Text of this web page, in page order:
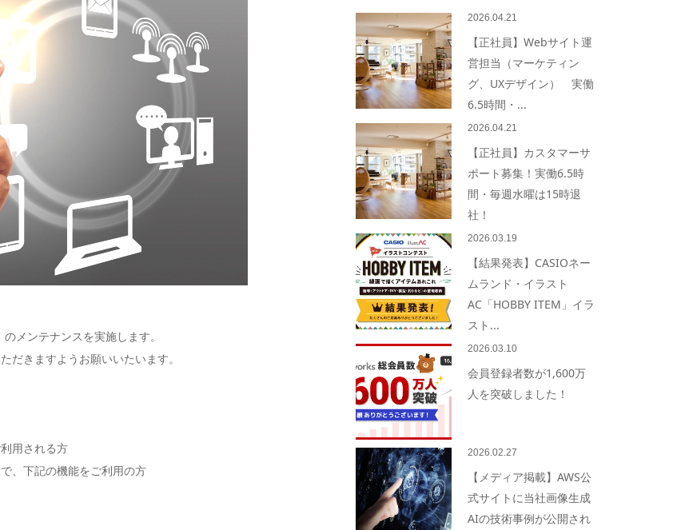
メンテナンスを実施します。
だきますようお願いいたいます。
用される方
、下記の機能をご利用の方
2026.04.21
【正社員】Webサイト運
営担当（マーケティン
グ、UXデザイン） 実働
6.5時間・...
2026.04.21
【正社員】カスタマーサ
ポート募集！実働6.5時
間・毎週水曜は15時退
社！
2026.03.19
【結果発表】CASIOネー
ムランド・イラスト
AC「HOBBY ITEM」イラ
スト...
2026.03.10
会員登録者数が1,600万
人を突破しました！
2026.02.27
【メディア掲載】AWS公
式サイトに当社画像生成
AIの技術事例が公開され